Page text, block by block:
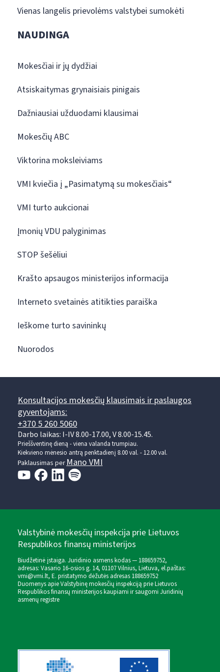
Vienas langelis prievolėms valstybei sumokėti
NAUDINGA
Mokesčiai ir jų dydžiai
Atsiskaitymas grynaisiais pinigais
Dažniausiai užduodami klausimai
Mokesčių ABC
Viktorina moksleiviams
VMI kviečia į „Pasimatymą su mokesčiais“
VMI turto aukcionai
Įmonių VDU palyginimas
STOP šešėliui
Krašto apsaugos ministerijos informacija
Interneto svetainės atitikties paraiška
Ieškome turto savininkų
Nuorodos
Konsultacijos mokesčių klausimais ir paslaugos
gyventojams:
+370 5 260 5060
Darbo laikas: I-IV 8.00-17.00, V 8.00-15.45.
Prieššventinę dieną - viena valanda trumpiau.
Kiekvieno mėnesio antrą penktadienį 8.00 val. - 12.00 val.
Paklausimas per Mano VMI
Valstybinė mokesčių inspekcija prie Lietuvos
Respublikos finansų ministerijos
Biudžetinė įstaiga. Juridinio asmens kodas — 188659752,
adresas: Vasario 16-osios g. 14, 01107 Vilnius, Lietuva, el.paštas:
vmi@vmi.lt, E. pristatymo dėžutės adresas 188659752
Duomenys apie Valstybinę mokesčių inspekciją prie Lietuvos
Respublikos finansų ministerijos kaupiami ir saugomi Juridinių
asmenų registre